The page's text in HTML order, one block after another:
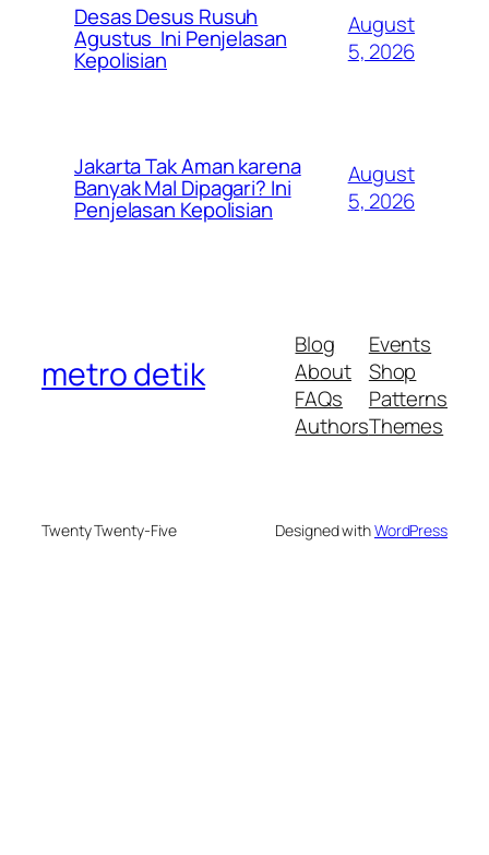
Desas Desus Rusuh
Agustus Ini Penjelasan
Kepolisian
August
5, 2026
Jakarta Tak Aman karena
Banyak Mal Dipagari? Ini
Penjelasan Kepolisian
August
5, 2026
metro detik
Blog
About
FAQs
Authors
Events
Shop
Patterns
Themes
Twenty Twenty-Five Designed withWordPress